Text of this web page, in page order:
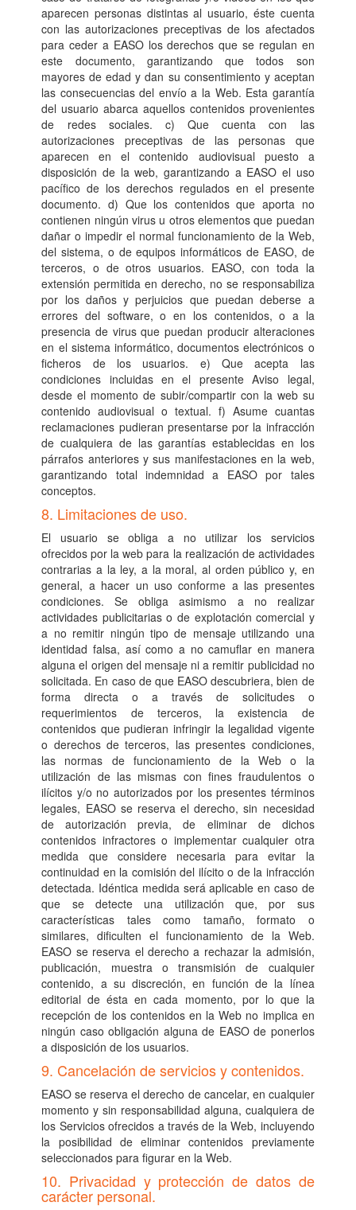
aparecen personas distintas al usuario, éste cuenta
con las autorizaciones preceptivas de los afectados
para ceder a EASO los derechos que se regulan en
este documento, garantizando que todos son
mayores de edad y dan su consentimiento y aceptan
las consecuencias del envío a la Web. Esta garantía
del usuario abarca aquellos contenidos provenientes
de redes sociales. c) Que cuenta con las
autorizaciones preceptivas de las personas que
aparecen en el contenido audiovisual puesto a
disposición de la web, garantizando a EASO el uso
pacífico de los derechos regulados en el presente
documento. d) Que los contenidos que aporta no
contienen ningún virus u otros elementos que puedan
dañar o impedir el normal funcionamiento de la Web,
del sistema, o de equipos informáticos de EASO, de
terceros, o de otros usuarios. EASO, con toda la
extensión permitida en derecho, no se responsabiliza
por los daños y perjuicios que puedan deberse a
errores del software, o en los contenidos, o a la
presencia de virus que puedan producir alteraciones
en el sistema informático, documentos electrónicos o
ficheros de los usuarios. e) Que acepta las
condiciones incluidas en el presente Aviso legal,
desde el momento de subir/compartir con la web su
contenido audiovisual o textual. f) Asume cuantas
reclamaciones pudieran presentarse por la infracción
de cualquiera de las garantías establecidas en los
párrafos anteriores y sus manifestaciones en la web,
garantizando total indemnidad a EASO por tales
conceptos.
8. Limitaciones de uso.
El usuario se obliga a no utilizar los servicios
ofrecidos por la web para la realización de actividades
contrarias a la ley, a la moral, al orden público y, en
general, a hacer un uso conforme a las presentes
condiciones. Se obliga asimismo a no realizar
actividades publicitarias o de explotación comercial y
a no remitir ningún tipo de mensaje utilizando una
identidad falsa, así como a no camuflar en manera
alguna el origen del mensaje ni a remitir publicidad no
solicitada. En caso de que EASO descubriera, bien de
forma directa o a través de solicitudes o
requerimientos de terceros, la existencia de
contenidos que pudieran infringir la legalidad vigente
o derechos de terceros, las presentes condiciones,
las normas de funcionamiento de la Web o la
utilización de las mismas con fines fraudulentos o
ilícitos y/o no autorizados por los presentes términos
legales, EASO se reserva el derecho, sin necesidad
de autorización previa, de eliminar de dichos
contenidos infractores o implementar cualquier otra
medida que considere necesaria para evitar la
continuidad en la comisión del ilícito o de la infracción
detectada. Idéntica medida será aplicable en caso de
que se detecte una utilización que, por sus
características tales como tamaño, formato o
similares, dificulten el funcionamiento de la Web.
EASO se reserva el derecho a rechazar la admisión,
publicación, muestra o transmisión de cualquier
contenido, a su discreción, en función de la línea
editorial de ésta en cada momento, por lo que la
recepción de los contenidos en la Web no implica en
ningún caso obligación alguna de EASO de ponerlos
a disposición de los usuarios.
9. Cancelación de servicios y contenidos.
EASO se reserva el derecho de cancelar, en cualquier
momento y sin responsabilidad alguna, cualquiera de
los Servicios ofrecidos a través de la Web, incluyendo
la posibilidad de eliminar contenidos previamente
seleccionados para figurar en la Web.
10. Privacidad y protección de datos de
carácter personal.